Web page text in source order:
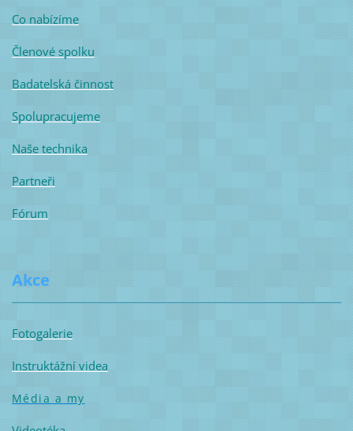
Co nabízíme
Členové spolku
Badatelská činnost
Spolupracujeme
Naše technika
Partneři
Fórum
Akce
Fotogalerie
Instruktážní videa
Média a my